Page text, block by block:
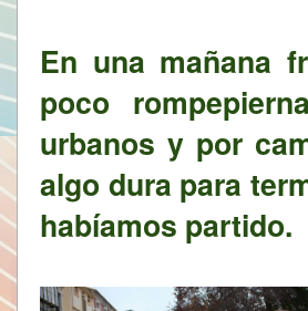
En una mañana
poco
urbanos y por
algo dura para
habíamos partido.